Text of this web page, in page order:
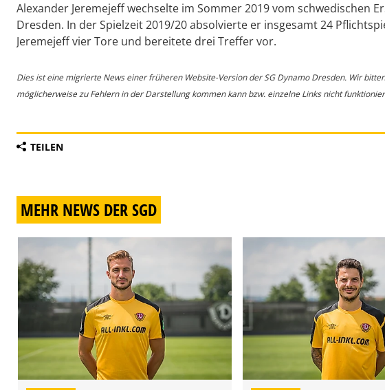
Alexander Jeremejeff wechselte im Sommer 2019 vom schwedischen
Dresden. In der Spielzeit 2019/20 absolvierte er insgesamt 24
Jeremejeff vier Tore und bereitete drei Treffer vor.
Dies ist eine migrierte News einer früheren Website-Version der SG Dynamo Dresden. Wir
möglicherweise zu Fehlern in der Darstellung kommen kann bzw. einzelne Links nicht
TEILEN
MEHR NEWS DER SGD